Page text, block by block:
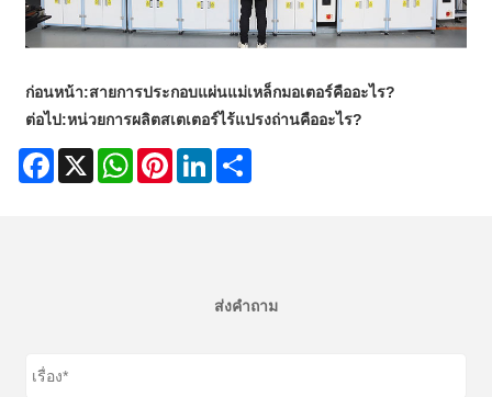
ก่อนหน้า:สายการประกอบแผ่นแม่เหล็กมอเตอร์คืออะไร?
ต่อไป:หน่วยการผลิตสเตเตอร์ไร้แปรงถ่านคืออะไร?
Facebook
X WhatsAppPinterestLinkedIn
ส่งคำถาม